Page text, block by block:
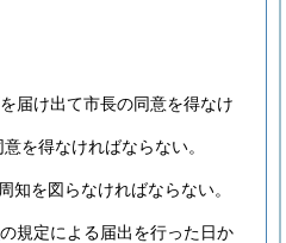
届け出て市長の同意を得なけ
を得なければならない。
を図らなければならない。
の規定による届出を行った日か